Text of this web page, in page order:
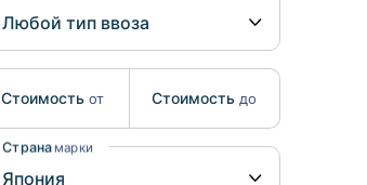
Mitsubishi
Isuzu
Hino
Стоимость от Стоимость до
Страна марки